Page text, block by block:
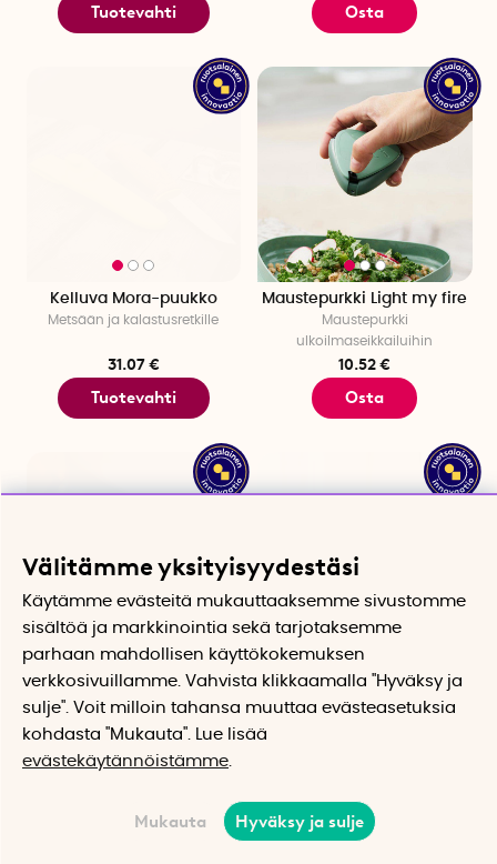
Tuotevahti Osta
Kelluva Mora-puukko
Metsään ja kalastusretkille
31.07 €
Tuotevahti
Maustepurkki Light my fire
Maustepurkki
ulkoilmaseikkailuihin
10.52 €
Osta
Öljykynttilä
Helppoa ja
ympäristöystävällistä
11.95 €
Vettä säästävä suutin
hanaan
Osta
Välitämme yksityisyydestäsi
Käytämme evästeitä mukauttaaksemme sivustomme
sisältöä ja markkinointia sekä tarjotaksemme
parhaan mahdollisen käyttökokemuksen
verkkosivuillamme. Vahvista klikkaamalla "Hyväksy ja
sulje". Voit milloin tahansa muuttaa evästeasetuksia
kohdasta "Mukauta". Lue lisää
evästekäytännöistämme
Mukauta Hyväksy ja sulje